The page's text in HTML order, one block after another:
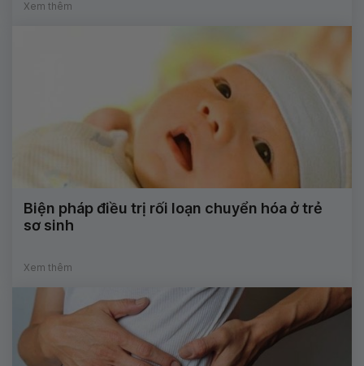
Xem thêm
Biện pháp điều trị rối loạn chuyển hóa ở trẻ
sơ sinh
Xem thêm